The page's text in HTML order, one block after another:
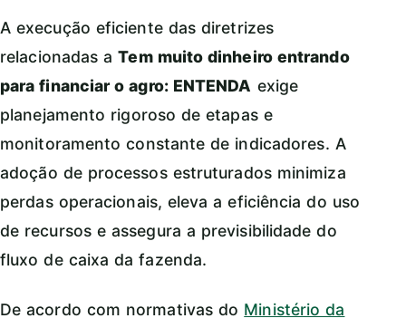
A execução eficiente das diretrizes
relacionadas aTem muito dinheiro entrando
para financiar o agro: ENTENDA exige
planejamento rigoroso de etapas e
monitoramento constante de indicadores. A
adoção de processos estruturados minimiza
perdas operacionais, eleva a eficiência do uso
de recursos e assegura a previsibilidade do
fluxo de caixa da fazenda.
De acordo com normativas do Ministério da